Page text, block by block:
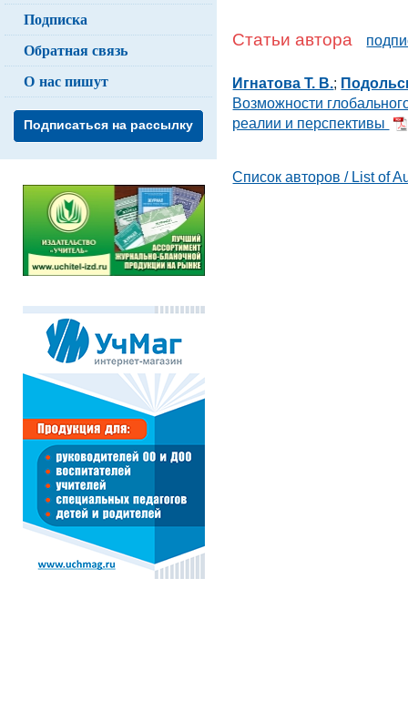
Статьи автора
Игнатова Т. В.;
Возможности
реалии и перспективы
Список авторов / List of
Подписка
Обратная связь
О нас пишут
Подписаться на рассылку